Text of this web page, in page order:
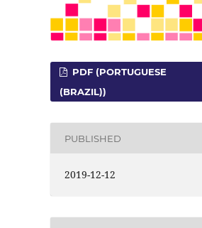
PDF (PORTUGUESE
(BRAZIL))
PUBLISHED
2019-12-12